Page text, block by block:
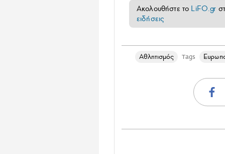
Ακολουθήστε το LiFO.gr
ειδήσεις
Αθλητισμός Tags